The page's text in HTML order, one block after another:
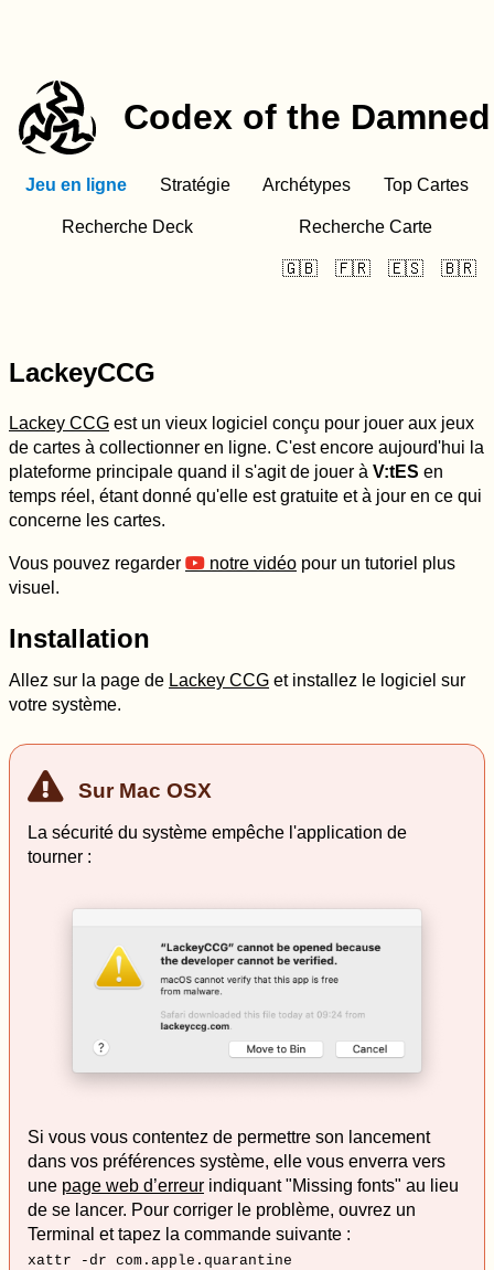
Codex of the Damned
Jeu en ligne Stratégie Archétypes Top Cartes
Recherche Deck Recherche Carte
🇬🇧 🇫🇷 🇪🇸 🇧🇷
LackeyCCG
Lackey CCG est un vieux logiciel conçu pour jouer aux jeux
de cartes à collectionner en ligne. C'est encore aujourd'hui la
plateforme principale quand il s'agit de jouer à V:tES en
temps réel, étant donné qu'elle est gratuite et à jour en ce qui
concerne les cartes.
Vous pouvez regarder  notre vidéo pour un tutoriel plus
visuel.
Installation
Allez sur la page de Lackey CCG et installez le logiciel sur
votre système.
Sur Mac OSX
La sécurité du système empêche l'application de
tourner :
Si vous vous contentez de permettre son lancement
dans vos préférences système, elle vous enverra vers
une page web d’erreur indiquant "Missing fonts" au lieu
de se lancer. Pour corriger le problème, ouvrez un
Terminal et tapez la commande suivante :
xattr -dr com.apple.quarantine